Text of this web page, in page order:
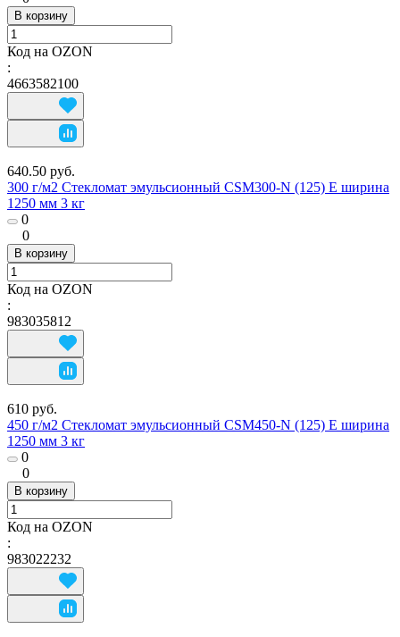
В корзину
Код на OZON
:
4663582100
640.50 руб.
300 г/м2 Стекломат эмульсионный CSM300-N (125) E ширина
1250 мм 3 кг
0
0
В корзину
Код на OZON
:
983035812
610 руб.
450 г/м2 Стекломат эмульсионный CSM450-N (125) E ширина
1250 мм 3 кг
0
0
В корзину
Код на OZON
:
983022232